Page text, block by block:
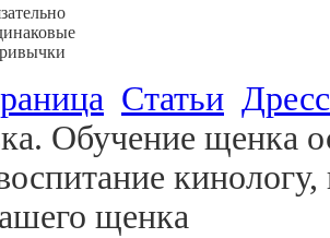
Статьи
Обучение щенка
щенка